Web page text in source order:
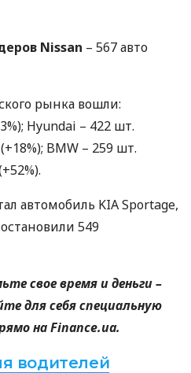
Nissan – 567 авто
рынка вошли:
Hyundai – 422 шт.
BMW – 259 шт.
автомобиль KIASportage,
549
свое время и деньги –
для себя специальную
на Finance.ua.
водителей